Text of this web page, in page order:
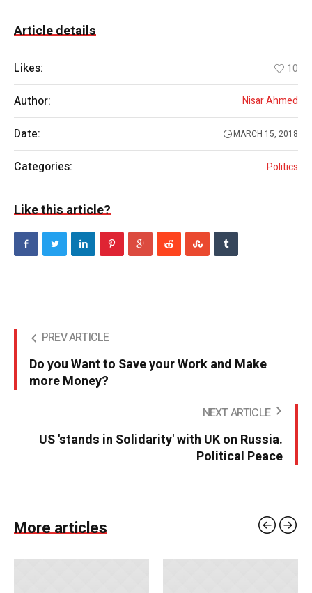
Article details
Likes: 10
Author: Nisar Ahmed
Date: MARCH 15, 2018
Categories: Politics
Like this article?
PREV ARTICLE
Do you Want to Save your Work and Make
more Money?
NEXT ARTICLE
US 'stands in Solidarity' with UK on Russia.
Political Peace
More articles